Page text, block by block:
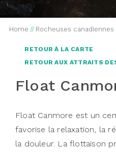
Home // Rocheuses canadiennes
RETOUR À LA CARTE
RETOUR AUX ATTRAITS
Float
Float Canmore est un
favorise la relaxation, la
la douleur. La flottaison